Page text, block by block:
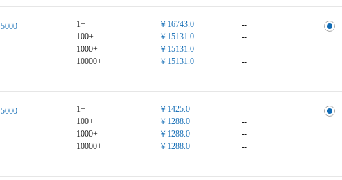
5000
1+
100+
1000+
10000+
￥16743.0
￥15131.0
￥15131.0
￥15131.0
--
--
--
--
5000
1+
100+
1000+
10000+
￥1425.0
￥1288.0
￥1288.0
￥1288.0
--
--
--
--